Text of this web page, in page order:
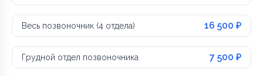
Весь позвоночник (4 отдела) 16 500 ₽
Грудной отдел позвоночника 7 500 ₽